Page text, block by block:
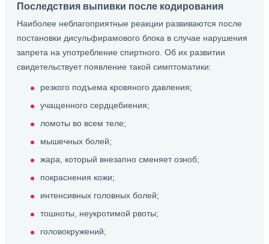
Последствия выпивки после кодирования
Наиболее неблагоприятные реакции развиваются после
постановки дисульфирамового блока в случае нарушения
запрета на употребление спиртного. Об их развитии
свидетельствует появление такой симптоматики:
резкого подъема кровяного давления;
учащенного сердцебиения;
ломоты во всем теле;
мышечных болей;
жара, который внезапно сменяет озноб;
покраснения кожи;
интенсивных головных болей;
тошноты, неукротимой рвоты;
головокружений;